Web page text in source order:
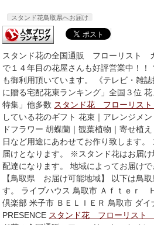
スタンド花鳥取県へお届け
スタンド花の全国通販 フローリスト
で１４年目の花屋さんも好評営業中！！
も御利用頂いています。 《テレビ・雑
に贈る宅配花束ランキング」全国３位
特集」他多数 スタンド花 フローリス
している花のギフト 花束｜アレンジメ
ドフラワー 胡蝶蘭｜観葉植物｜寄せ植
日など用途にあわせてお作り致します
届けとなります。 ※スタンド花はお届
配達になります。 地域によってお届けで
【鳥取県 お届け可能地域】 以下は鳥
す。 ライブハウス 鳥取市 Ａｆｔｅｒ
倶楽部 米子市 ＢＥＬＩＥＲ 鳥取市 ダ
PRESENCE スタンド花 フローリスト